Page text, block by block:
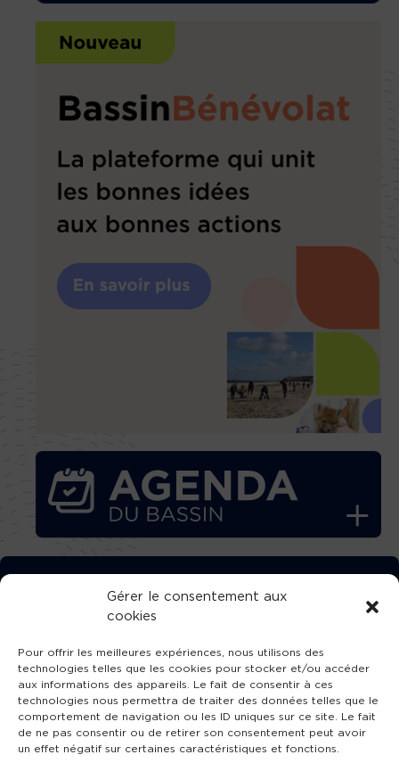
Gérer le consentement aux
cookies
Pour offrir les meilleures expériences, nous utilisons des
technologies telles que les cookies pour stocker et/ou accéder
aux informations des appareils. Le fait de consentir à ces
technologies nous permettra de traiter des données telles que le
comportement de navigation ou les ID uniques sur ce site. Le fait
de ne pas consentir ou de retirer son consentement peut avoir
un effet négatif sur certaines caractéristiques et fonctions.
TÉLÉCHARGEZ GRATUITEMENT
L’APPLICATION TVBA !
SUIVEZ-NOUS !